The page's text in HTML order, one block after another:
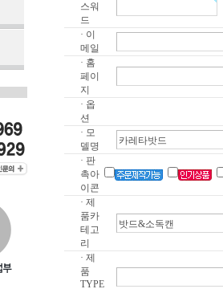
스워
드
· 이
메일
· 홈
페이
지
· 옵
션
· 모
델명
· 판
촉아
이콘
· 제
품카
테고
리
· 제
품
TYPE